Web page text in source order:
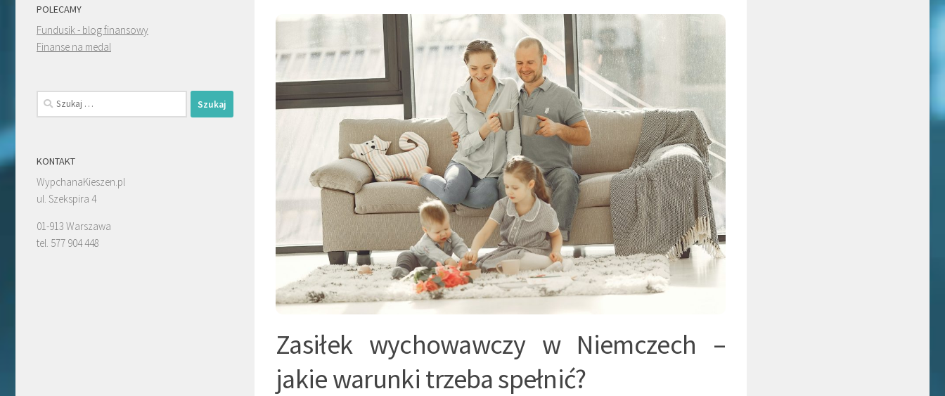
Zasiłek wychowawczy w Niemczech –
jakie warunki trzeba spełnić?
POLECAMY
Fundusik - blog finansowy
Finanse na medal
Szukaj:
KONTAKT
WypchanaKieszen.pl
ul. Szekspira 4
01-913 Warszawa
tel. 577 904 448